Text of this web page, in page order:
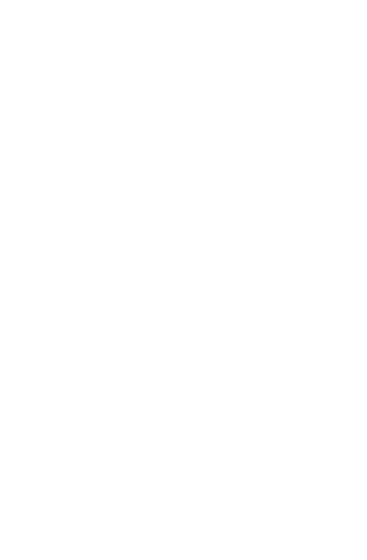
nápojov a alkoholických nápojov miestnej